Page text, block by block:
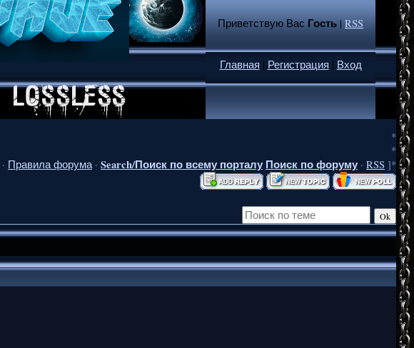
Приветствую Вас Гость|RSS
Главная | Регистрация | Вход
*
*
· Правила форума · Search/Поиск по всему порталу Поиск по форуму · RSS ]*